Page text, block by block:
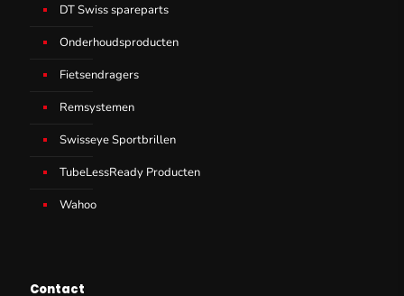
DT Swiss spareparts
Onderhoudsproducten
Fietsendragers
Remsystemen
Swisseye Sportbrillen
TubeLessReady Producten
Wahoo
Contact